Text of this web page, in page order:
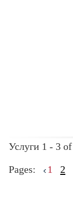
Услуги 1 - 3
Pages: 1 2